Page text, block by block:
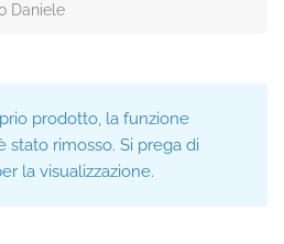
Daniele
prodotto, la funzione
stato rimosso. Si prega di
la visualizzazione.